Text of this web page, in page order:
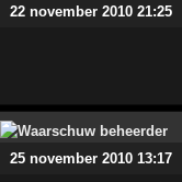
22 november 2010 21:25
25 november 2010 13:17